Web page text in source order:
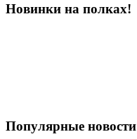
Новинки на полках!
Популярные новости